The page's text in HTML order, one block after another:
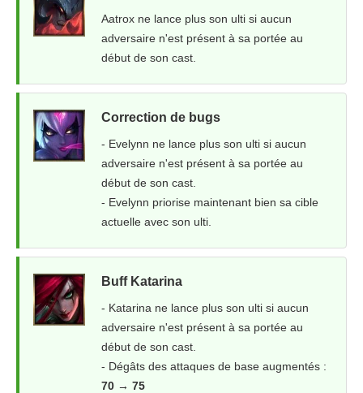
Aatrox ne lance plus son ulti si aucun
adversaire n'est présent à sa portée au
début de son cast.
Correction de bugs
- Evelynn ne lance plus son ulti si aucun
adversaire n'est présent à sa portée au
début de son cast.
- Evelynn priorise maintenant bien sa cible
actuelle avec son ulti.
Buff Katarina
- Katarina ne lance plus son ulti si aucun
adversaire n'est présent à sa portée au
début de son cast.
- Dégâts des attaques de base augmentés :
70 → 75